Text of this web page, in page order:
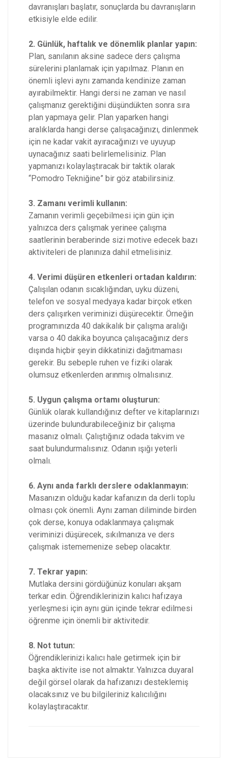
davranışları başlatır, sonuçlarda bu davranışların
etkisiyle elde edilir.
2. Günlük, haftalık ve dönemlik planlar yapın:
Plan, sanılanın aksine sadece ders çalışma
sürelerini planlamak için yapılmaz. Planın en
önemli işlevi aynı zamanda kendinize zaman
ayırabilmektir. Hangi dersi ne zaman ve nasıl
çalışmanız gerektiğini düşündükten sonra sıra
plan yapmaya gelir. Plan yaparken hangi
aralıklarda hangi derse çalışacağınızı, dinlenmek
için ne kadar vakit ayıracağınızı ve uyuyup
uynacağınız saati belirlemelisiniz. Plan
yapmanızı kolaylaştıracak bir taktik olarak
“Pomodro Tekniğine” bir göz atabilirsiniz.
3. Zamanı verimli kullanın:
Zamanın verimli geçebilmesi için gün için
yalnızca ders çalışmak yerinee çalışma
saatlerinin beraberinde sizi motive edecek bazı
aktiviteleri de planınıza dahil etmelisiniz.
4. Verimi düşüren etkenleri ortadan kaldırın:
Çalışılan odanın sıcaklığından, uyku düzeni,
telefon ve sosyal medyaya kadar birçok etken
ders çalışırken veriminizi düşürecektir. Örneğin
programınızda 40 dakikalık bir çalışma aralığı
varsa o 40 dakika boyunca çalışacağınız ders
dışında hiçbir şeyin dikkatinizi dağıtmaması
gerekir. Bu sebeple ruhen ve fiziki olarak
olumsuz etkenlerden arınmış olmalısınız.
5. Uygun çalışma ortamı oluşturun:
Günlük olarak kullandığınız defter ve kitaplarınızı
üzerinde bulundurabileceğiniz bir çalışma
masanız olmalı. Çalıştığınız odada takvim ve
saat bulundurmalısınız. Odanın ışığı yeterli
olmalı.
6. Aynı anda farklı derslere odaklanmayın:
Masanızın olduğu kadar kafanızın da derli toplu
olması çok önemli. Aynı zaman diliminde birden
çok derse, konuya odaklanmaya çalışmak
veriminizi düşürecek, sıkılmanıza ve ders
çalışmak istememenize sebep olacaktır.
7. Tekrar yapın:
Mutlaka dersini gördüğünüz konuları akşam
terkar edin. Öğrendiklerinizin kalıcı hafızaya
yerleşmesi için aynı gün içinde tekrar edilmesi
öğrenme için önemli bir aktivitedir.
8. Not tutun:
Öğrendiklerinizi kalıcı hale getirmek için bir
başka aktivite ise not almaktır. Yalnızca duyaral
değil görsel olarak da hafızanızı desteklemiş
olacaksınız ve bu bilgileriniz kalıcılığını
kolaylaştıracaktır.